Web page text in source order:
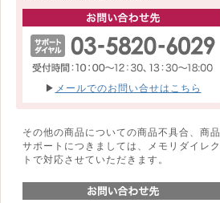
▶ メールでのお問い合せはこちら
その他の商品についての商品不具合、商品
サポートにつきましては、メモリダイレク
トで対応させていただきます。